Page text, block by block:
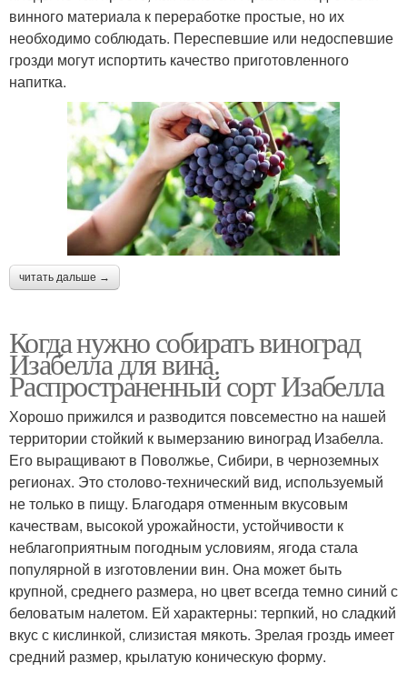
винного материала к переработке простые, но их
необходимо соблюдать. Переспевшие или недоспевшие
грозди могут испортить качество приготовленного
напитка.
читать дальше →
Когда нужно собирать виноград
Изабелла для вина.
Распространенный сорт Изабелла
Хорошо прижился и разводится повсеместно на нашей
территории стойкий к вымерзанию виноград Изабелла.
Его выращивают в Поволжье, Сибири, в черноземных
регионах. Это столово-технический вид, используемый
не только в пищу. Благодаря отменным вкусовым
качествам, высокой урожайности, устойчивости к
неблагоприятным погодным условиям, ягода стала
популярной в изготовлении вин. Она может быть
крупной, среднего размера, но цвет всегда темно синий с
беловатым налетом. Ей характерны: терпкий, но сладкий
вкус с кислинкой, слизистая мякоть. Зрелая гроздь имеет
средний размер, крылатую коническую форму.